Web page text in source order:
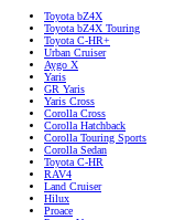
Toyota bZ4X
Toyota bZ4X Touring
Toyota C-HR+
Urban Cruiser
Aygo X
Yaris
GR Yaris
Yaris Cross
Corolla Cross
Corolla Hatchback
Corolla Touring Sports
Corolla Sedan
Toyota C-HR
RAV4
Land Cruiser
Hilux
Proace